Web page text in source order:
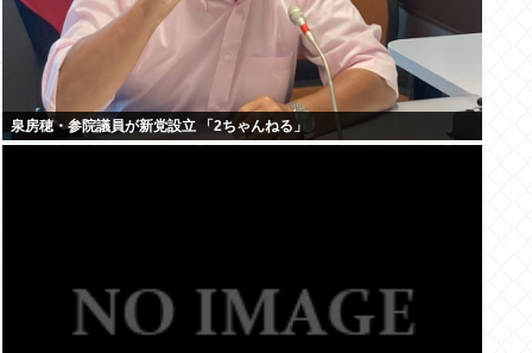
泉房穂・参院議員が新党設立 「2ちゃんねる」